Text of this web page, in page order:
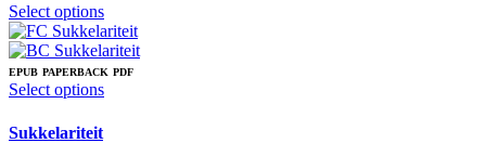
Select optionsThis
product
has
multiple
variants.
EPUB PAPERBACK PDF
Select optionsThis
Sukkelariteit